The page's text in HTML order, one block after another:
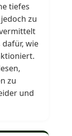
tiefes
zu
wie
zu
und